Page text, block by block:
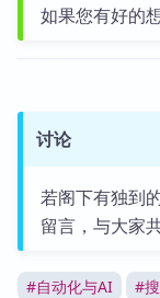
如果您有好的
讨论
若阁下有独到
留言，与大家
#自动化与AI #